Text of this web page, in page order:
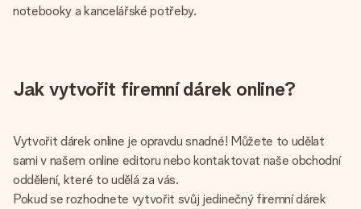
notebooky a kancelářské potřeby.
Jak vytvořit firemní dárek online?
Vytvořit dárek online je opravdu snadné! Můžete to udělat
sami v našem online editoru nebo kontaktovat naše obchodní
oddělení, které to udělá za vás.
Pokud se rozhodnete vytvořit svůj jedinečný firemní dárek